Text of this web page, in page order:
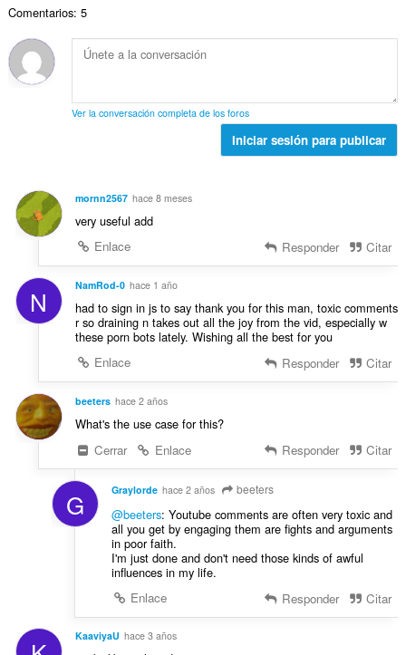
:i
o
s
t
c
i
s
:
d
e
n
i
o
:
t
o
l
n
t
c
i
o
n
e
:
Comentarios: 5
Ver la conversación completa de los foros
Iniciar sesión para publicar
mornn2567 hace 8 meses
very useful add
Enlace
Responder Citar
N NamRod-0 hace 1 año
had to sign in js to say thank you for this man, toxic comments
r so draining n takes out all the joy from the vid, especially w
these porn bots lately. Wishing all the best for you
Enlace
Responder Citar
beeters hace 2 años
What's the use case for this?
Cerrar
Enlace Responder Citar
G Graylorde hace 2 años beeters
@beeters: Youtube comments are often very toxic and
all you get by engaging them are fights and arguments
in poor faith.
I'm just done and don't need those kinds of awful
influences in my life.
Enlace
Responder Citar
KaaviyaU hace 3 años